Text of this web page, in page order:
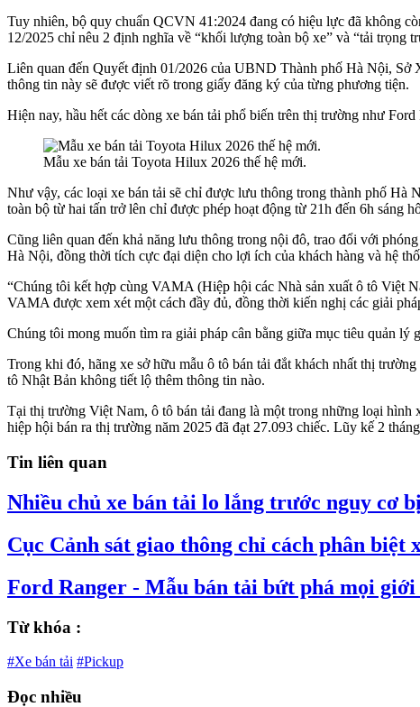
Tuy nhiên, bộ quy chuẩn QCVN 41:2024 đang có hiệu lực đã không
12/2025 chỉ nêu 2 định nghĩa về “khối lượng toàn bộ xe” và “tải trọng
Liên quan đến Quyết định 01/2026 của UBND Thành phố Hà Nội, Sở
thông tin này sẽ được viết rõ trong giấy đăng ký của từng phương tiện.
Hiện nay, hầu hết các dòng xe bán tải phổ biến trên thị trường như
Mẫu xe bán tải Toyota Hilux 2026 thế hệ mới.
Như vậy, các loại xe bán tải sẽ chỉ được lưu thông trong thành phố Hà
toàn bộ từ hai tấn trở lên chỉ được phép hoạt động từ 21h đến 6h sáng
Cũng liên quan đến khả năng lưu thông trong nội đô, trao đổi với
Hà Nội, đồng thời tích cực đại diện cho lợi ích của khách hàng và hệ
“Chúng tôi kết hợp cùng VAMA (Hiệp hội các Nhà sản xuất ô tô Việt
VAMA được xem xét một cách đầy đủ, đồng thời kiến nghị các giải
Chúng tôi mong muốn tìm ra giải pháp cân bằng giữa mục tiêu quản lý
Trong khi đó, hãng xe sở hữu mẫu ô tô bán tải đắt khách nhất thị
tô Nhật Bản không tiết lộ thêm thông tin nào.
Tại thị trường Việt Nam, ô tô bán tải đang là một trong những loại
hiệp hội bán ra thị trường năm 2025 đã đạt 27.093 chiếc. Lũy kế 2
Tin liên quan
Nhiều chủ xe bán tải lo lắng trước nguy cơ
Cục Cảnh sát giao thông chỉ cách phân biệt
Ford Ranger - Mẫu bán tải bứt phá mọi giới
Từ khóa :
#Xe bán tải #Pickup
Đọc nhiều